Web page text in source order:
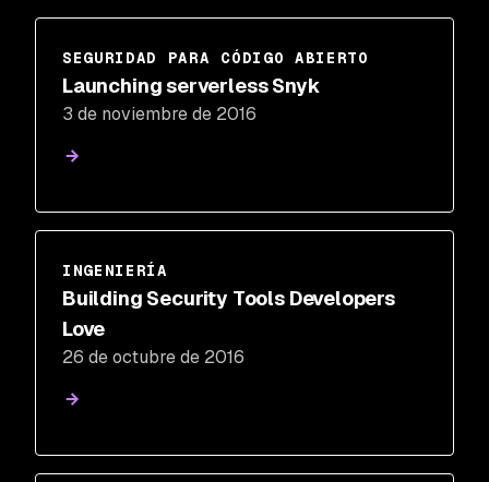
SEGURIDAD PARA CÓDIGO ABIERTO
Launching serverless Snyk
3 de noviembre de 2016
INGENIERÍA
Building Security Tools Developers
Love
26 de octubre de 2016